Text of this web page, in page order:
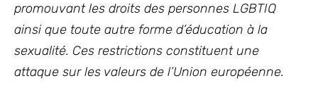
promouvant les droits des personnes LGBTIQ
ainsi que toute autre forme d’éducation à la
sexualité. Ces restrictions constituent une
attaque sur les valeurs de l’Union européenne.